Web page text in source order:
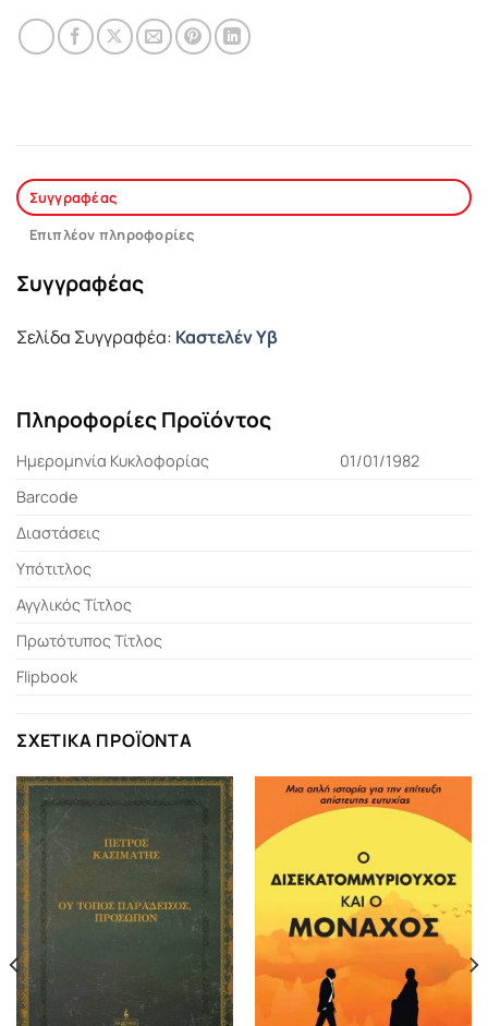
Συγγραφέας
Επιπλέον πληροφορίες
Συγγραφέας
Σελίδα Συγγραφέα: Καστελέν Υβ
Πληροφορίες Προϊόντος
Ημερομηνία Κυκλοφορίας
01/01/1982
Barcode
Διαστάσεις
Υπότιτλος
Αγγλικός Τίτλος
Πρωτότυπος Τίτλος
Flipbook
ΣΧΕΤΙΚΆ ΠΡΟΪΌΝΤΑ